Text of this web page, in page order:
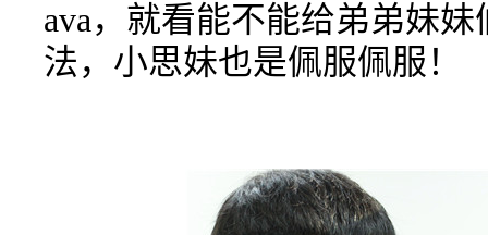
ava，就看能不能给弟弟妹
法，小思妹也是佩服佩服！